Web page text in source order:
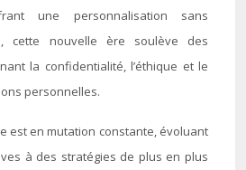
une personnalisation sans
cette nouvelle ère soulève des
la confidentialité, l’éthique et le
personnelles.
est en mutation constante, évoluant
à des stratégies de plus en plus